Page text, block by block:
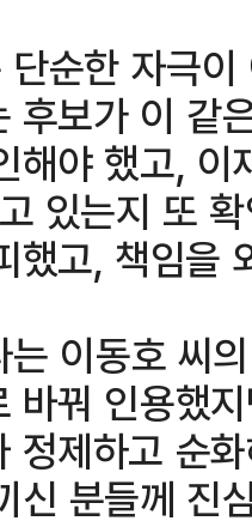
순한 자극
후보가 이 같
해야 했고,
있는지 또
했고, 책임을
이동호 씨
바꿔 인용했
정제하고 순
신 분들께 진